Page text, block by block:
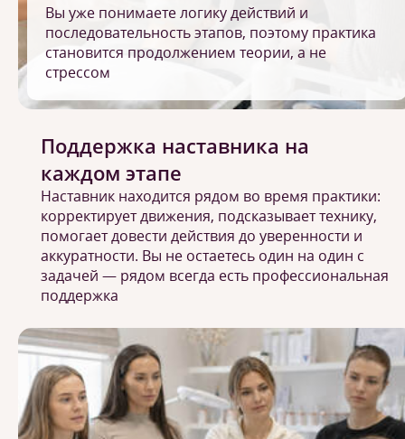
Вы уже понимаете логику действий и
последовательность этапов, поэтому практика
становится продолжением теории, а не
стрессом
Поддержка наставника на
каждом этапе
Наставник находится рядом во время практики:
корректирует движения, подсказывает технику,
помогает довести действия до уверенности и
аккуратности. Вы не остаетесь один на один с
задачей — рядом всегда есть профессиональная
поддержка